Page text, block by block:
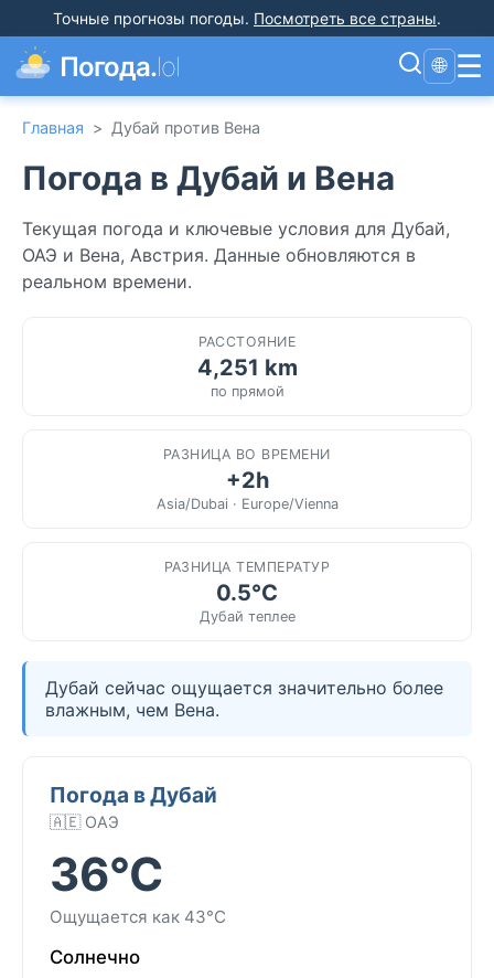
Точные прогнозы погоды. Посмотреть все страны.
Погода.lol 🌐 ☰
Главная > Дубай против Вена
Погода в Дубай и Вена
Текущая погода и ключевые условия для Дубай,
ОАЭ и Вена, Австрия. Данные обновляются в
реальном времени.
РАССТОЯНИЕ
4,251 km
по прямой
РАЗНИЦА ВО ВРЕМЕНИ
+2h
Asia/Dubai · Europe/Vienna
РАЗНИЦА ТЕМПЕРАТУР
0.5°C
Дубай теплее
Дубай сейчас ощущается значительно более
влажным, чем Вена.
Погода в Дубай
🇦🇪 ОАЭ
36°C
Ощущается как 43°C
Солнечно